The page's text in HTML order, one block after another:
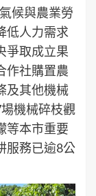
候與農業勞
低人力需求
爭取成立果
作社購置農
及其他機械
機械碎枝觀
等本市重要
服務已逾8公